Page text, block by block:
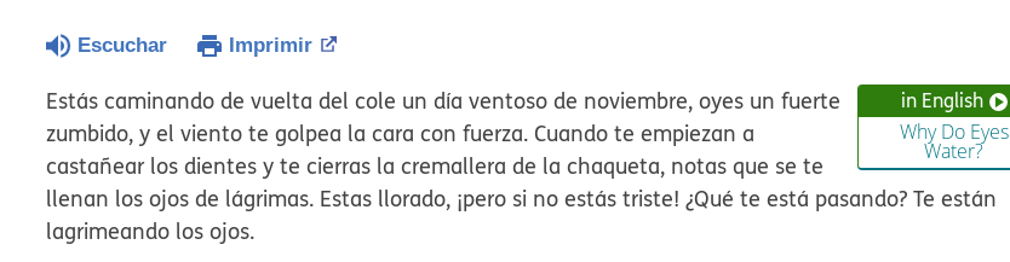
Escuchar Imprimir
in English
Why Do Eyes
Water?
Estás caminando de vuelta del cole un día ventoso de noviembre, oyes un fuerte
zumbido, y el viento te golpea la cara con fuerza. Cuando te empiezan a
castañear los dientes y te cierras la cremallera de la chaqueta, notas que se te
llenan los ojos de lágrimas. Estas llorado, ¡pero si no estás triste! ¿Qué te está pasando? Te están
lagrimeando los ojos.